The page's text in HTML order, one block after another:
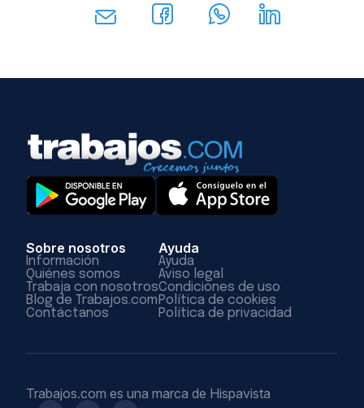
Sobre nosotros
Información
Quiénes somos
Trabaja con nosotros
Blog de Trabajos.com
Contáctanos
Ayuda
Ayuda
Aviso legal
Condiciones de uso
Política de cookies
Política de privacidad
Trabajos.com es una marca de Hispavista